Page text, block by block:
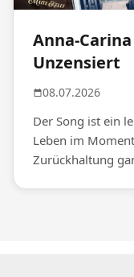
Anna-
Unzensiert
08.07.2026
Der Song ist ein
Leben im
Zurückhaltung